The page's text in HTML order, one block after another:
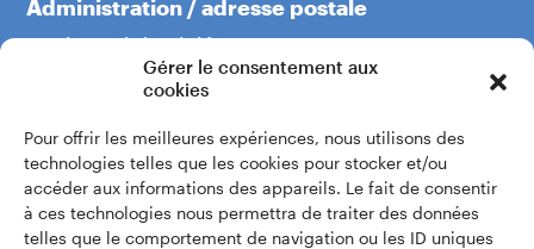
Gérer le consentement aux
cookies
Pour offrir les meilleures expériences, nous utilisons des
technologies telles que les cookies pour stocker et/ou
accéder aux informations des appareils. Le fait de consentir
à ces technologies nous permettra de traiter des données
telles que le comportement de navigation ou les ID uniques
Administration / adresse postale
Boulevard du Théâtre 5
1204 Genève
+41 22 319 60 60
Écrivez-nous